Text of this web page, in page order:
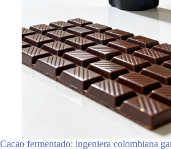
Cacao fermentado: ingeniera colombiana